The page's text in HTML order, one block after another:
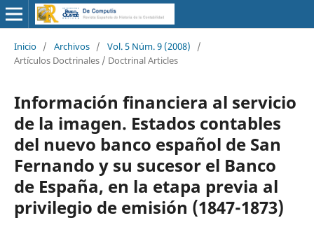
Inicio / Archivos / Vol. 5 Núm. 9 (2008)
/
Artículos Doctrinales / Doctrinal Articles
Información financiera al servicio
de la imagen. Estados contables
del nuevo banco español de San
Fernando y su sucesor el Banco
de España, en la etapa previa al
privilegio de emisión (1847-1873)